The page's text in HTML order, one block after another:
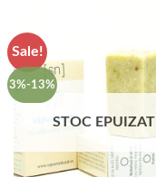
Sale!
3%-13%
STOC EPUIZAT